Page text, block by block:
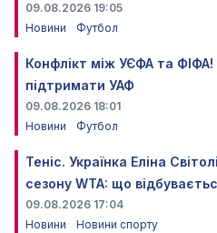
09.08.2026 19:05
Новини
Футбол
Конфлікт між УЄФА та ФІФА!
підтримати УАФ
09.08.2026 18:01
Новини
Футбол
Теніс. Українка Еліна
сезону WTA: що
09.08.2026 17:04
Новини
Новини спорту